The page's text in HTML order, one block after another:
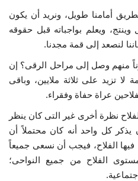
أمامنا طويل، ونريد أن يكون
ويعلم بواجباته قبل حقوقه
لنصعد إلى قمة مجدنا.
كم مليوناً منهم وصل إلى مراحل الرقى؟ إن
لا تزيد على ثلاثة ملايين، وباقى
نظرة أخرى غير التى كان ينظر
يذكر كل واحد أنه كان محتملاً أن
الفلاح، فيجب أن نسعى جميعاً
الفلاح من جميع النواحى؛